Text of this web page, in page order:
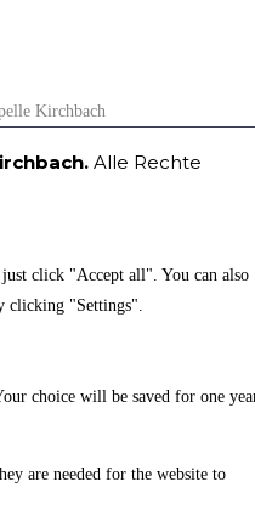
Alle Rechte
click "Accept all". You can also
clicking "Settings".
choice will be saved for one
are needed for the website to